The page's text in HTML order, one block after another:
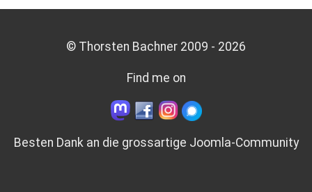
© Thorsten Bachner 2009 - 2026
Find me on
Besten Dank an die grossartige Joomla-Community